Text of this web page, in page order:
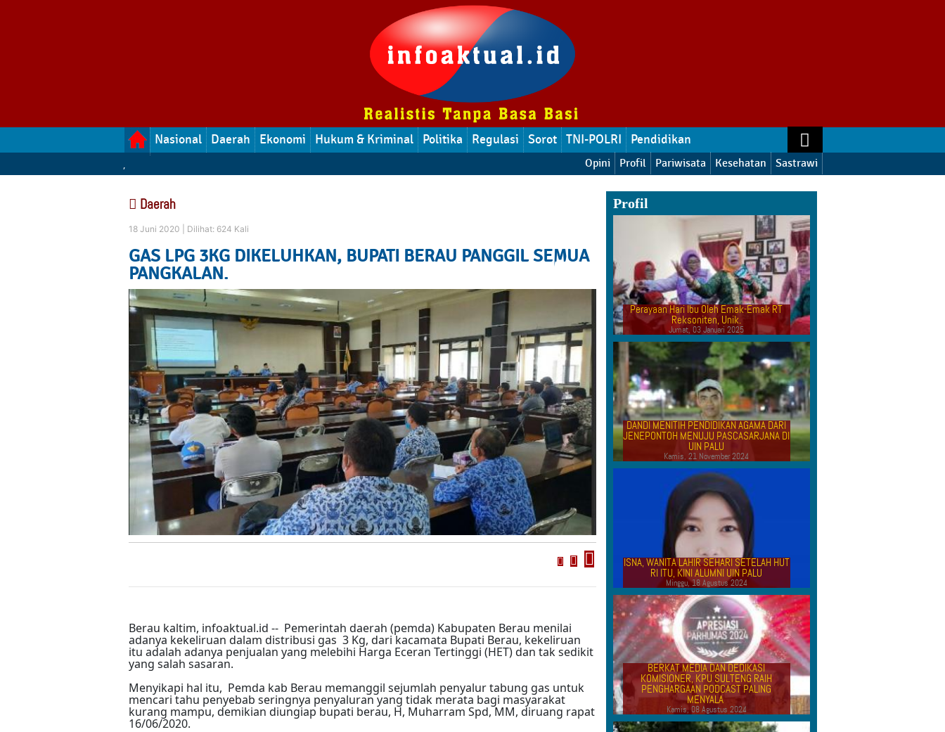
Nasional Daerah Ekonomi Hukum & Kriminal Politika Regulasi Sorot TNI-POLRI Pendidikan
, Sastrawi
Kesehatan
Pariwisata
Profil
Opini
Daerah
18 Juni 2020 | Dilihat: 624 Kali
GAS LPG 3KG DIKELUHKAN, BUPATI BERAU PANGGIL SEMUA
PANGKALAN.
Berau kaltim, infoaktual.id -- Pemerintah daerah (pemda) Kabupaten Berau menilai
adanya kekeliruan dalam distribusi gas 3 Kg, dari kacamata Bupati Berau, kekeliruan
itu adalah adanya penjualan yang melebihi Harga Eceran Tertinggi (HET) dan tak sedikit
yang salah sasaran.
Menyikapi hal itu, Pemda kab Berau memanggil sejumlah penyalur tabung gas untuk
mencari tahu penyebab seringnya penyaluran yang tidak merata bagi masyarakat
kurang mampu, demikian diungiap bupati berau, H, Muharram Spd, MM, diruang rapat
16/06/2020.
Profil
Perayaan Hari Ibu Oleh Emak-Emak RT
Reksoniten, Unik.
Jumat, 03 Januari 2025
DANDI MENITIH PENDIDIKAN AGAMA DARI
JENEPONTOH MENUJU PASCASARJANA DI
UIN PALU
Kamis, 21 November 2024
ISNA, WANITA LAHIR SEHARI SETELAH HUT
RI ITU, KINI ALUMNI UIN PALU
Minggu, 18 Agustus 2024
BERKAT MEDIA DAN DEDIKASI
KOMISIONER, KPU SULTENG RAIH
PENGHARGAAN PODCAST PALING
MENYALA
Kamis, 08 Agustus 2024